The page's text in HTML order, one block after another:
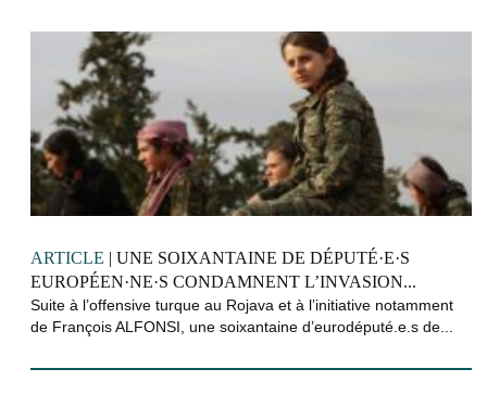
ARTICLE | UNE SOIXANTAINE DE DÉPUTÉ·E·S
EUROPÉEN·NE·S CONDAMNENT L’INVASION...
Suite à l’offensive turque au Rojava et à l’initiative notamment
de François ALFONSI, une soixantaine d’eurodéputé.e.s de...